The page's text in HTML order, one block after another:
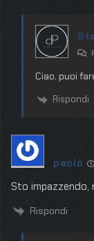
Ciao, puoi
Rispondi
paolo
Sto impazzendo,
Rispondi